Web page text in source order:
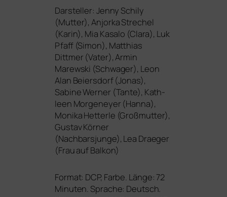
Darsteller: Jenny Schily
(Mutter), Anjorka Strechel
(Karin), Mia Kasalo (Clara), Luk
Pfaff (Simon), Matthias
Dittmer (Vater), Armin
Marewski (Schwager), Leon
Alan Beiersdorf (Jonas),
Sabine Werner (Tante), Kath-
leen Morgeneyer (Hanna),
Monika Hetterle (Großmutter),
Gustav Körner
(Nachbarsjunge), Lea Draeger
(Frau auf Balkon)
Format: DCP, Farbe. Länge: 72
Minuten. Sprache: Deutsch.